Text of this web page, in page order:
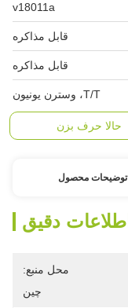
v18011a
قابل مذاکره
قابل مذاکره
T/T، وسترن یونیون
حالا حرف بزن
توضیحات محصول
اطلاعات دقیق
محل منبع:
چین